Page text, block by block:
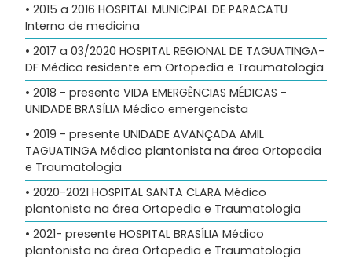
• 2015 a 2016 HOSPITAL MUNICIPAL DE PARACATU
Interno de medicina
• 2017 a 03/2020 HOSPITAL REGIONAL DE TAGUATINGA-
DF Médico residente em Ortopedia e Traumatologia
• 2018 - presente VIDA EMERGÊNCIAS MÉDICAS -
UNIDADE BRASÍLIA Médico emergencista
• 2019 - presente UNIDADE AVANÇADA AMIL
TAGUATINGA Médico plantonista na área Ortopedia
e Traumatologia
• 2020-2021 HOSPITAL SANTA CLARA Médico
plantonista na área Ortopedia e Traumatologia
• 2021- presente HOSPITAL BRASÍLIA Médico
plantonista na área Ortopedia e Traumatologia